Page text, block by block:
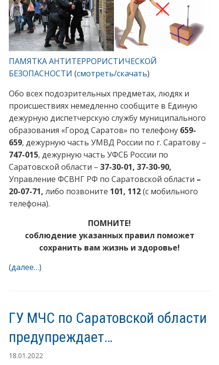
ПАМЯТКА АНТИТЕРРОРИСТИЧЕСКОЙ
БЕЗОПАСНОСТИ (смотреть/скачать)
Обо всех подозрительных предметах, людях и
происшествиях немедленно сообщите в Единую
дежурную диспетчерскую службу муниципального
образования «Город Саратов» по телефону 659-
659, дежурную часть УМВД России по г. Саратову –
747-015, дежурную часть УФСБ России по
Саратовской области – 37-30-01, 37-30-90,
Управление ФСВНГ РФ по Саратовской области –
20-07-71, либо позвоните 101, 112(с мобильного
телефона).
ПОМНИТЕ!
соблюдение указанных правил поможет
сохранить вам жизнь и здоровье!
(далее…)
ГУ МЧС по Саратовской области
предупреждает…
18.01.2022